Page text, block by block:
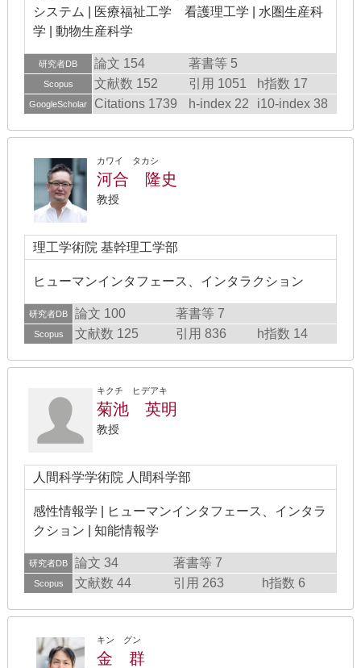
システム | 医療福祉工学 看護理工学 | 水圏生産科
学 | 動物生産科学
研究者DB 論文 154 著書等 5
Scopus 文献数 152 引用 1051 h指数 17
GoogleScholar Citations 1739 h-index 22 i10-index 38
カワイ タカシ
河合 隆史
教授
理工学術院 基幹理工学部
ヒューマンインタフェース、インタラクション
研究者DB 論文 100 著書等 7
Scopus 文献数 125 引用 836 h指数 14
キクチ ヒデアキ
菊池 英明
教授
人間科学学術院 人間科学部
感性情報学 | ヒューマンインタフェース、インタラ
クション | 知能情報学
研究者DB 論文 34 著書等 7
Scopus 文献数 44 引用 263 h指数 6
キン グン
金 群